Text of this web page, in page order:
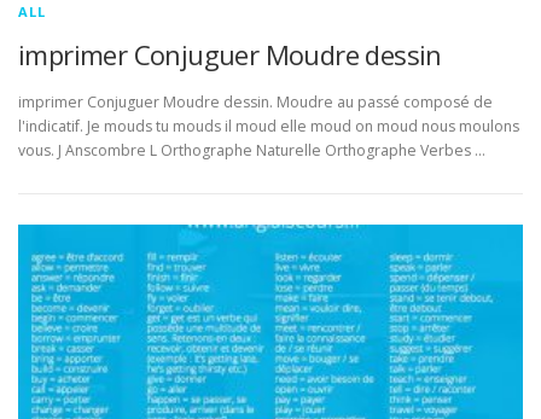
ALL
imprimer Conjuguer Moudre dessin
imprimer Conjuguer Moudre dessin. Moudre au passé composé de
l'indicatif. Je mouds tu mouds il moud elle moud on moud nous moulons
vous. J Anscombre L Orthographe Naturelle Orthographe Verbes …